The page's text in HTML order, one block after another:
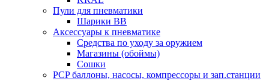
Пули для пневматики
Шарики BB
Аксессуары к пневматике
Средства по уходу за оружием
Магазины (обоймы)
Сошки
PCP баллоны, насосы, компрессоры и зап.станции